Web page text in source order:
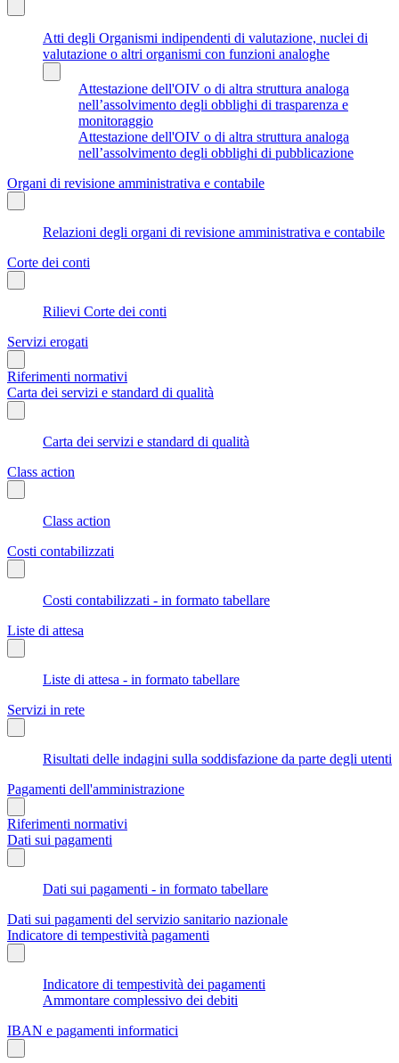
Atti degli Organismi indipendenti di valutazione, nuclei di
valutazione o altri organismi con funzioni analoghe
Attestazione dell'OIV o di altra struttura analoga
nell’assolvimento degli obblighi di trasparenza e
monitoraggio
Attestazione dell'OIV o di altra struttura analoga
nell’assolvimento degli obblighi di pubblicazione
Organi di revisione amministrativa e contabile
Relazioni degli organi di revisione amministrativa e contabile
Corte dei conti
Rilievi Corte dei conti
Servizi erogati
Riferimenti normativi
Carta dei servizi e standard di qualità
Carta dei servizi e standard di qualità
Class action
Class action
Costi contabilizzati
Costi contabilizzati - in formato tabellare
Liste di attesa
Liste di attesa - in formato tabellare
Servizi in rete
Risultati delle indagini sulla soddisfazione da parte degli utenti
Pagamenti dell'amministrazione
Riferimenti normativi
Dati sui pagamenti
Dati sui pagamenti - in formato tabellare
Dati sui pagamenti del servizio sanitario nazionale
Indicatore di tempestività pagamenti
Indicatore di tempestività dei pagamenti
Ammontare complessivo dei debiti
IBAN e pagamenti informatici